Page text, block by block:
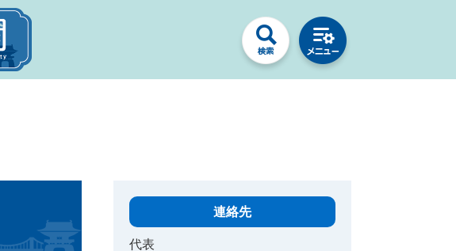
連絡先
代表